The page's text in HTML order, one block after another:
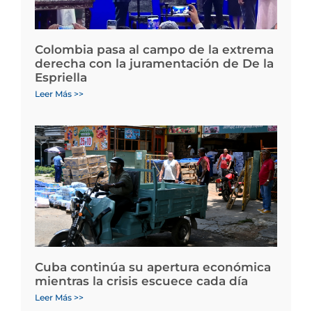
Colombia pasa al campo de la extrema
derecha con la juramentación de De la
Espriella
Leer Más >>
Cuba continúa su apertura económica
mientras la crisis escuece cada día
Leer Más >>